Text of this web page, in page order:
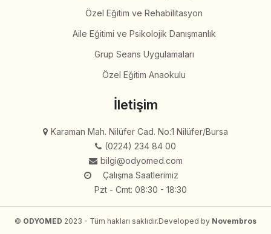
Özel Eğitim ve Rehabilitasyon
Özel Eğitim Anaokulu
İletişim
Çalışma Saatlerimiz
Pzt - Cmt: 08:30 - 18:30